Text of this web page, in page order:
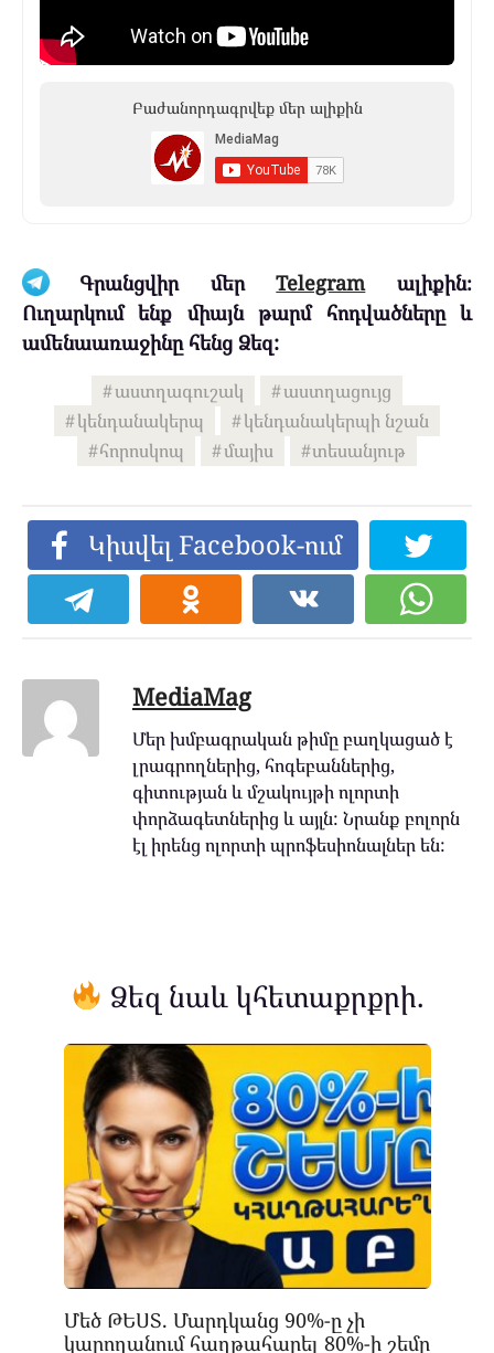
Բաժանորդագրվեք մեր ալիքին
Գրանցվիր մերTelegramալիքին։
Ուղարկում ենք միայն թարմ հոդվածները և
ամենաառաջինը հենց Ձեզ:
աստղագուշակ
աստղացույց
կենդանակերպ
կենդանակերպի նշան
հորոսկոպ
մայիս տեսանյութ
Կիսվել Facebook-ում
MediaMag
Մեր խմբագրական թիմը բաղկացած է
լրագրողներից, հոգեբաններից,
գիտության և մշակույթի ոլորտի
փորձագետներից և այլն: Նրանք բոլորն
էլ իրենց ոլորտի պրոֆեսիոնալներ են:
Ձեզ նաև կհետաքրքրի.
Մեծ ԹԵՍՏ. Մարդկանց 90%-ը չի
կարողանում հաղթահարել 80%-ի շեմը